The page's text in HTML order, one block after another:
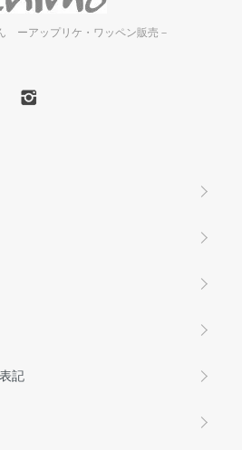
ーアップリケ・ワッペン販売－
記